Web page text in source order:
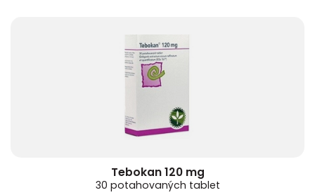
Tebokan 120 mg
30 potahovaných tablet